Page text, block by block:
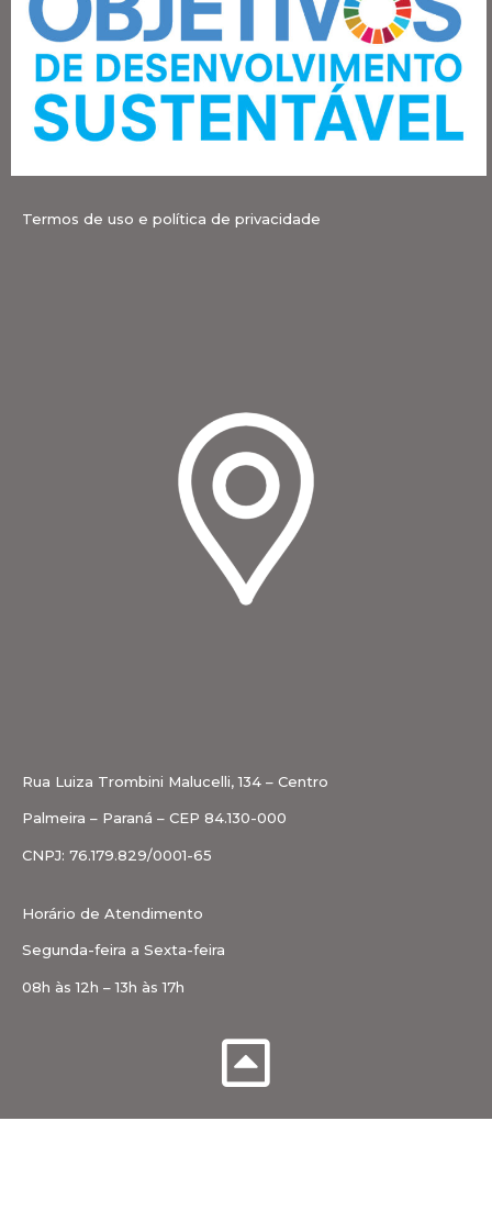
Termos de uso e política de privacidade
Rua Luiza Trombini Malucelli, 134 – Centro
Palmeira – Paraná – CEP 84.130-000
CNPJ: 76.179.829/0001-65
Horário de Atendimento
Segunda-feira a Sexta-feira
08h às 12h – 13h às 17h